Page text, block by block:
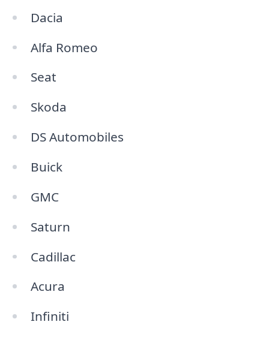
Dacia
Alfa Romeo
Seat
Skoda
DS Automobiles
Buick
GMC
Saturn
Cadillac
Acura
Infiniti